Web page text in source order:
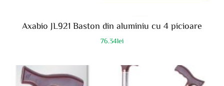
Axabio JL921 Baston din aluminiu cu 4 picioare
76.34lei